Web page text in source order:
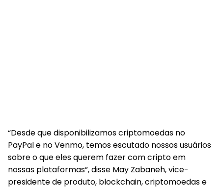
“Desde que disponibilizamos criptomoedas no
PayPal e no Venmo, temos escutado nossos usuários
sobre o que eles querem fazer com cripto em
nossas plataformas”, disse May Zabaneh, vice-
presidente de produto, blockchain, criptomoedas e